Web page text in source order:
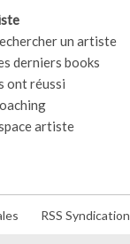
un artiste
derniers books
ont réussi
artiste
RSS Syndication